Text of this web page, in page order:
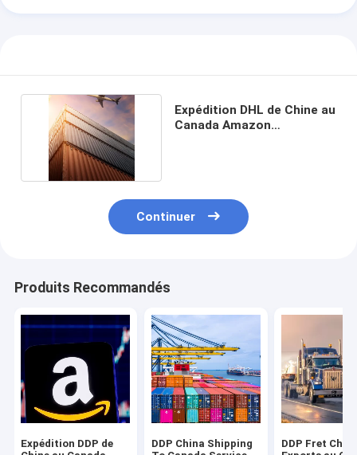
Expédition DHL de Chine au
Canada Amazon
Continuer
Produits Recommandés
Expédition DDP de
DDP China Shipping
DDP Fret